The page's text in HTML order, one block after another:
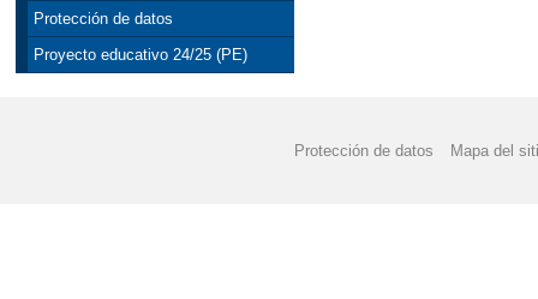
Protección de datos
Proyecto educativo 24/25 (PE)
Protección de datos Mapa del